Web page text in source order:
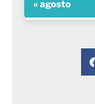
« agosto